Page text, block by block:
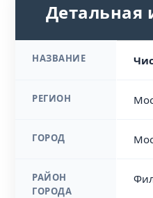
НАЗВАНИЕ
РЕГИОН
ГОРОД
РАЙОН
ГОРОДА